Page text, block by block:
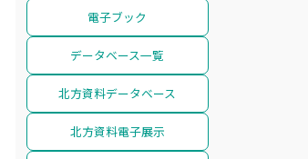
電子ブック
データベース一覧
北方資料データベース
北方資料電子展示